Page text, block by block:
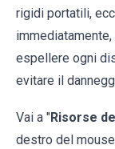
rigidi portatili,
espellere ogni
evitare il
Vai a "Risorse
destro del